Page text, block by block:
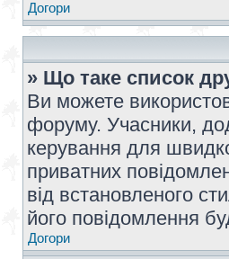
Догори
» Що таке список
Ви можете
форуму. Учасники,
керування для
приватних
від встановленого
його повідомлення
Догори